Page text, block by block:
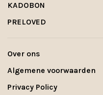
KADOBON
PRELOVED
Over ons
Algemene voorwaarden
Privacy Policy